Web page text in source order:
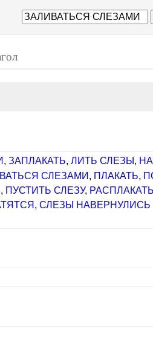
, ЗАПЛАКАТЬ, ЛИТЬ СЛЕЗЫ ,
СЛЕЗАМИ , ПЛАКАТЬ,
, ПУСТИТЬ СЛЕЗУ,
,СЛЕЗЫ НАВЕРНУЛИСЬ